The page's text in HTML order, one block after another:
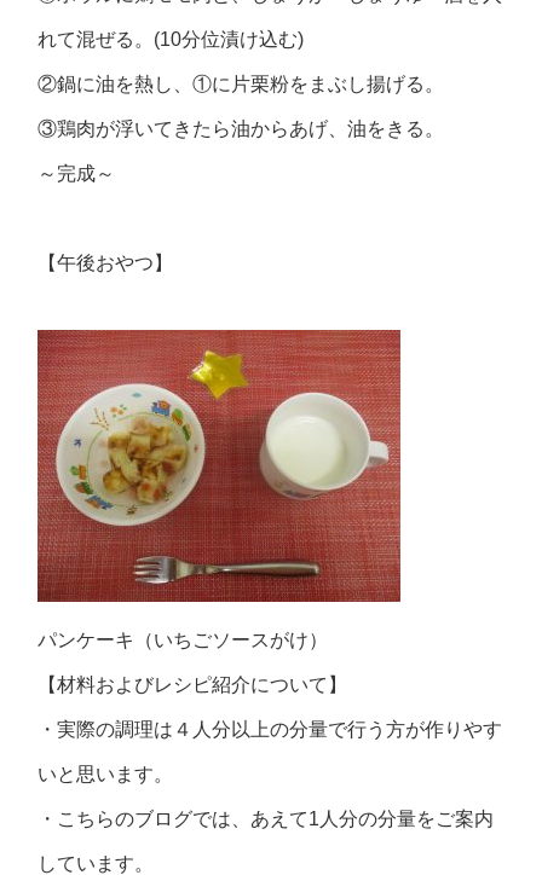
れて混ぜる。(10分位漬け込む)
②鍋に油を熱し、①に片栗粉をまぶし揚げる。
③鶏肉が浮いてきたら油からあげ、油をきる。
～完成～
【午後おやつ】
パンケーキ（いちごソースがけ）
【材料およびレシピ紹介について】
・実際の調理は４人分以上の分量で行う方が作りやす
いと思います。
・こちらのブログでは、あえて1人分の分量をご案内
しています。